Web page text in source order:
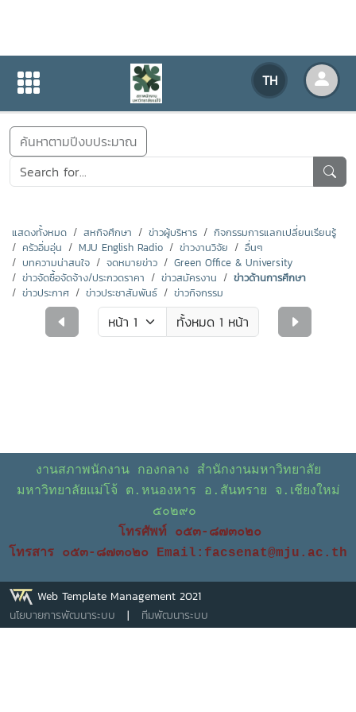
TH
ข่าวสารกิจกรรม
ค้นหาตามปีงบประมาณ
แสดงทั้งหมด สหกิจศึกษา ข่าวผู้บริหาร
กิจกรรมการแลกเปลี่ยนเรียนรู้
ครัวอิ่มอุ่น
MJU English Radio ข่าวงานวิจัย
อื่นๆ
บทความน่าสนใจ
จดหมายข่าว
Green Office & University
ข่าวจัดซื้อจัดจ้าง/ประกวดราคา
ข่าวสมัครงาน
ข่าวด้านการศึกษา
ข่าวประกาศ
ข่าวประชาสัมพันธ์ ข่าวกิจกรรม
ทั้งหมด 1 หน้า
งานสภาพนักงาน กองกลาง สำนักงานมหาวิทยาลัย
มหาวิทยาลัยแม่โจ้ ต.หนองหาร อ.สันทราย จ.เชียงใหม่
๕๐๒๙๐
โทรศัพท์ ๐๕๓-๘๗๓๐๒๐
โทรสาร ๐๕๓-๘๗๓๐๒๐ Email:facsenat@mju.ac.th
Web Template Management 2021
นโยบายการพัฒนาระบบ | ทีมพัฒนาระบบ